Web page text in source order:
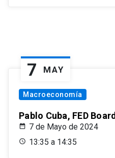
7 MAY
Macroeconomía
Pablo Cuba, FED Board
7 de Mayo de 2024
13:35 a 14:35